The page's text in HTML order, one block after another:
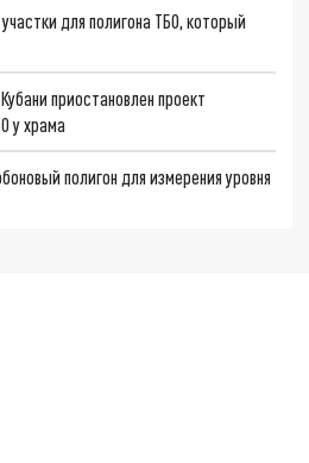
для полигона ТБО, который
приостановлен проект
у храма
полигон для измерения уровня